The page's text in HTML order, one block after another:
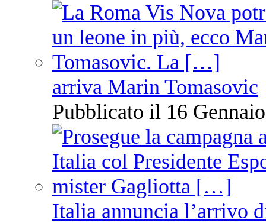
arriva Marin Tomasovic
Pubblicato il 16
Italia annuncia l’arrivo